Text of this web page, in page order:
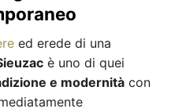
ed erede di una
è uno di quei
e modernità con